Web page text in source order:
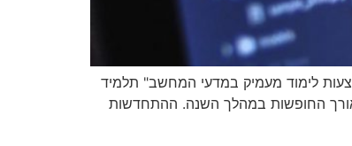
באמצעות לימוד מעמיק במדעי המחשב" תלמיד
החופשות במהלך השנה. ההתחדשות